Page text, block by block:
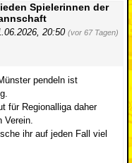
Spielerinnen der
20:50 (vor 67 Tagen)
pendeln ist
für Regionalliga daher
ihr auf jeden Fall viel